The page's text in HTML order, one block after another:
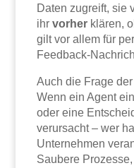
Daten zugreift, sie
ihrvorher klären,
gilt vor allem für
Feedback-
Auch die Frage
Wenn ein Agent
oder eine
verursacht – wer
Unternehmen
Saubere